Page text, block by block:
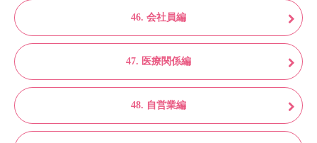
46. 会社員編
47. 医療関係編
48. 自営業編